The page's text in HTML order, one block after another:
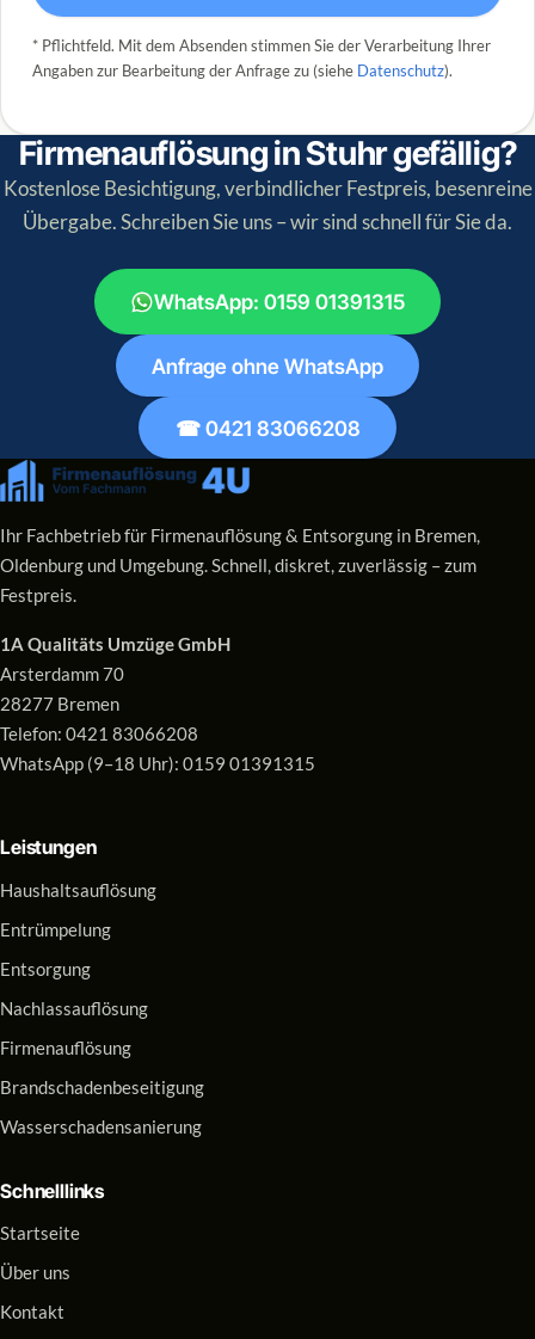
* Pflichtfeld. Mit dem Absenden stimmen Sie der Verarbeitung Ihrer
Angaben zur Bearbeitung der Anfrage zu (siehe Datenschutz).
Firmenauflösung in Stuhr gefällig?
Kostenlose Besichtigung, verbindlicher Festpreis, besenreine
Übergabe. Schreiben Sie uns – wir sind schnell für Sie da.
WhatsApp: 0159 01391315
Anfrage ohne WhatsApp
☎ 0421 83066208
Ihr Fachbetrieb für Firmenauflösung & Entsorgung in Bremen,
Oldenburg und Umgebung. Schnell, diskret, zuverlässig – zum
Festpreis.
1A Qualitäts Umzüge GmbH
Arsterdamm 70
28277 Bremen
Telefon: 0421 83066208
WhatsApp (9–18 Uhr): 0159 01391315
Leistungen
Haushaltsauflösung
Entrümpelung
Entsorgung
Nachlassauflösung
Firmenauflösung
Brandschadenbeseitigung
Wasserschadensanierung
Schnelllinks
Startseite
Über uns
Kontakt